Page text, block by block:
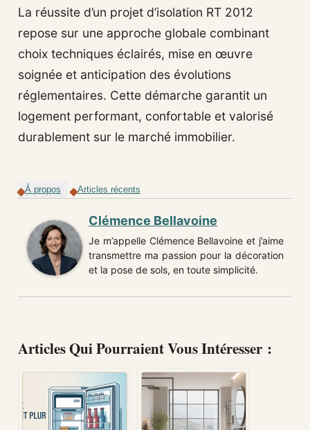
La réussite d’un projet d’isolation RT 2012
repose sur une approche globale combinant
choix techniques éclairés, mise en œuvre
soignée et anticipation des évolutions
réglementaires. Cette démarche garantit un
logement performant, confortable et valorisé
durablement sur le marché immobilier.
À propos Articles récents
Clémence Bellavoine
Je m’appelle Clémence Bellavoine et j’aime
transmettre ma passion pour la décoration
et la pose de sols, en toute simplicité.
Articles Qui Pourraient Vous Intéresser :